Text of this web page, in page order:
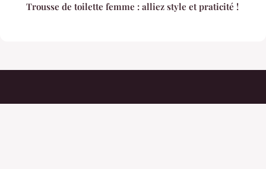
Trousse de toilette femme : alliez style et praticité !
Styleconseilspersonnels